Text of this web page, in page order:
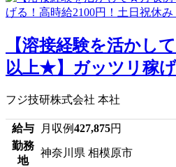
【溶接経験を活かし
以上★】ガッツリ稼げ
フジ技研株式会社 本社
給与 月収例427,875円
勤務
地
神奈川県 相模原市